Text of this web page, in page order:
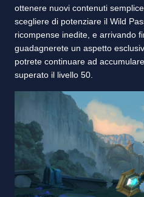
ottenere nuovi contenuti
scegliere di potenziare il Wild
ricompense inedite, e arrivando
guadagnerete un aspetto
potrete continuare ad
superato il livello 50.